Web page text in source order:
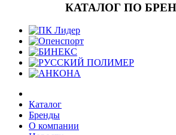
КАТАЛОГ ПО
Каталог
Бренды
О компании